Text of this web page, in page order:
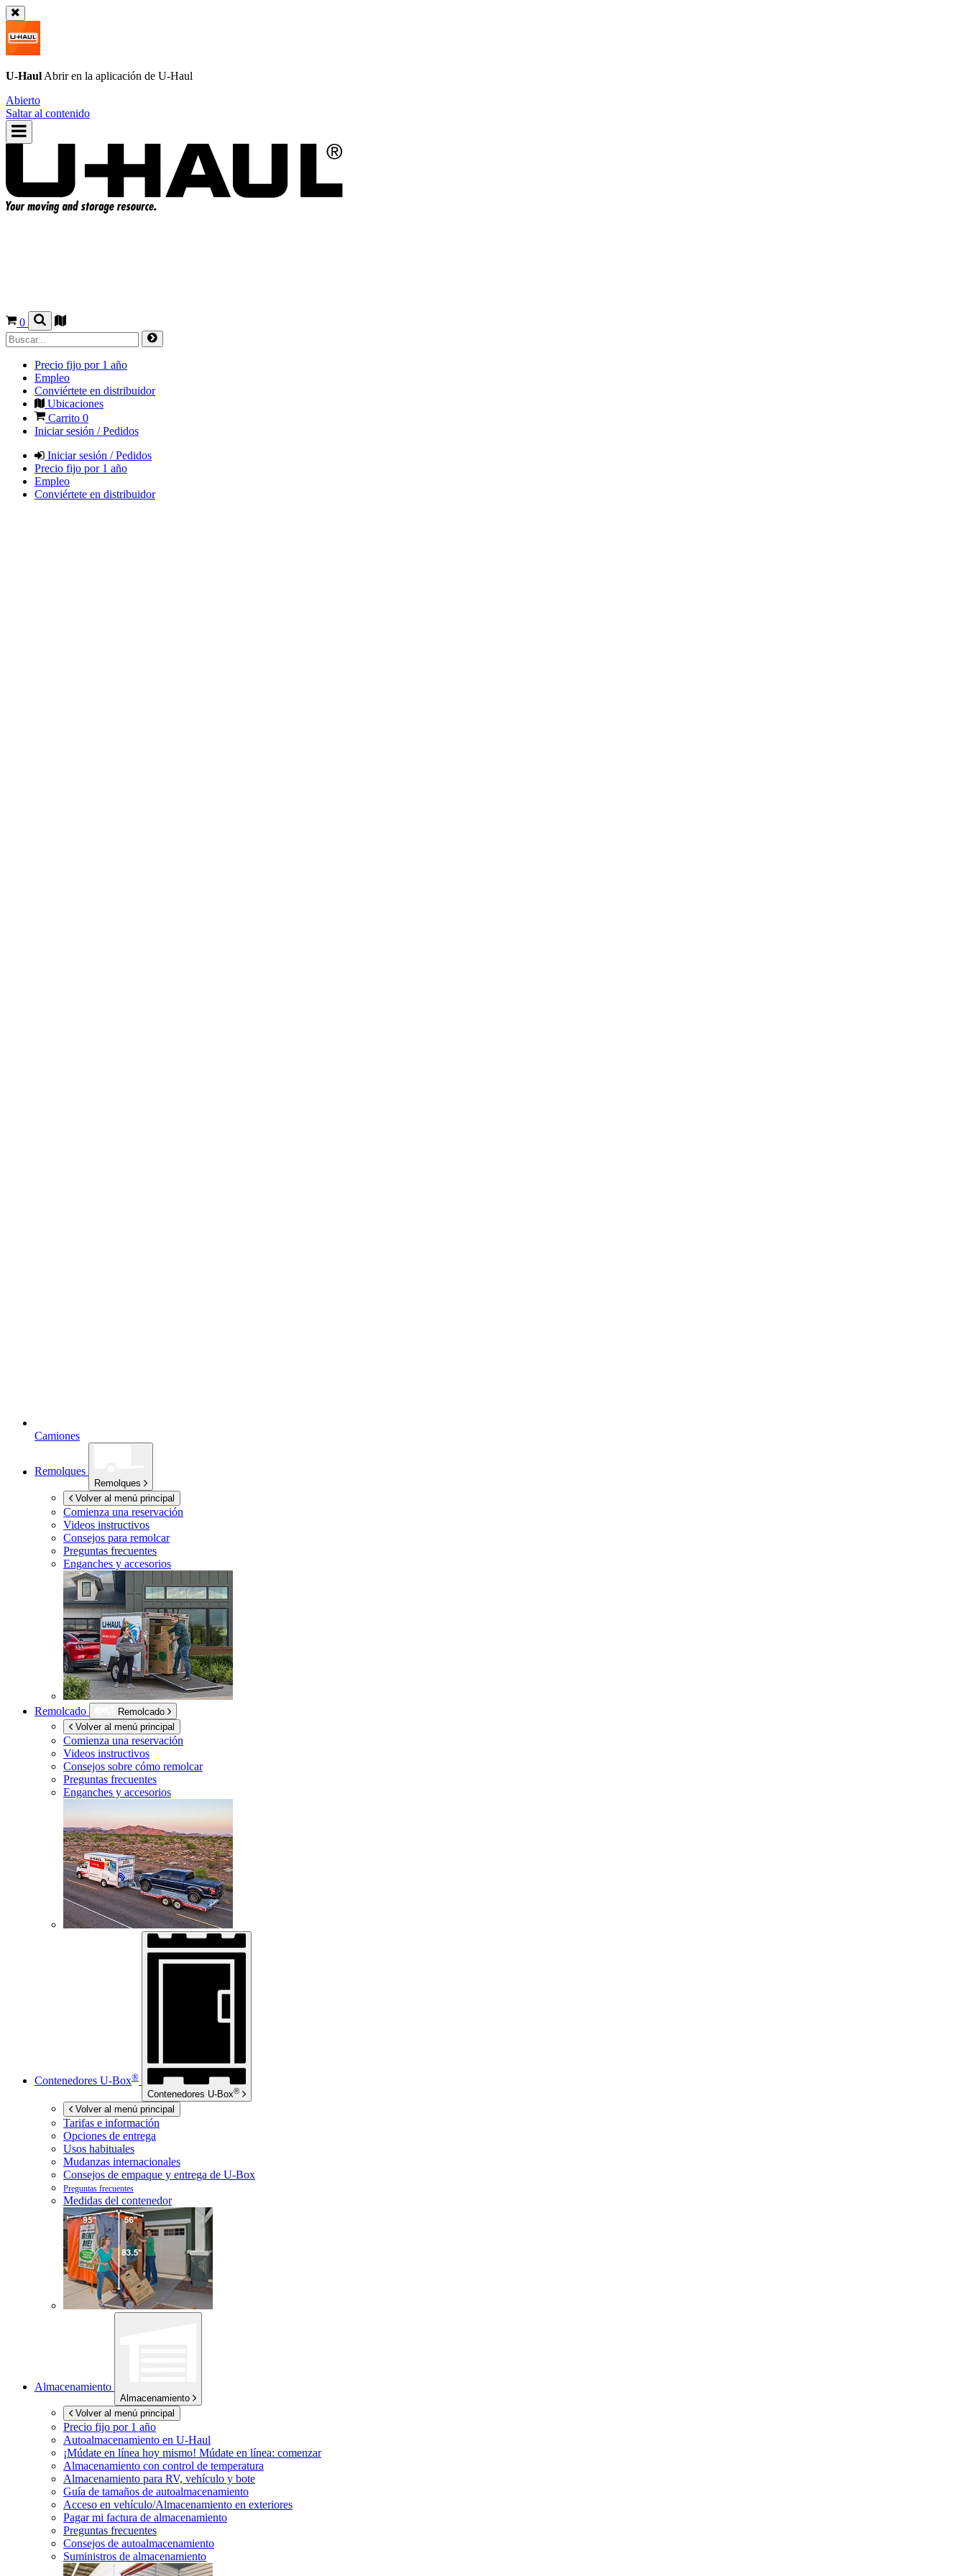
U-Haul Abrir en la aplicación de U-Haul
Abierto
Saltar al contenido
0
Precio fijo por 1 año
Empleo
Conviértete en distribuidor
Ubicaciones
Carrito 0
Iniciar sesión / Pedidos
Iniciar sesión / Pedidos
Precio fijo por 1 año
Empleo
Conviértete en distribuidor
Camiones
Remolques
Remolques
Volver al menú principal
Comienza una reservación
Videos instructivos
Consejos para remolcar
Preguntas frecuentes
Enganches y accesorios
Remolcado
Remolcado
Volver al menú principal
Comienza una reservación
Videos instructivos
Consejos sobre cómo remolcar
Preguntas frecuentes
Enganches y accesorios
Contenedores U-Box®
Contenedores U-Box®
Volver al menú principal
Tarifas e información
Opciones de entrega
Usos habituales
Mudanzas internacionales
Consejos de empaque y entrega de U-Box
Preguntas frecuentes
Medidas del contenedor
Almacenamiento
Almacenamiento
Volver al menú principal
Precio fijo por 1 año
Autoalmacenamiento en U-Haul
¡Múdate en línea hoy mismo! Múdate en línea: comenzar
Almacenamiento con control de temperatura
Almacenamiento para RV, vehículo y bote
Guía de tamaños de autoalmacenamiento
Acceso en vehículo/Almacenamiento en exteriores
Pagar mi factura de almacenamiento
Preguntas frecuentes
Consejos de autoalmacenamiento
Suministros de almacenamiento